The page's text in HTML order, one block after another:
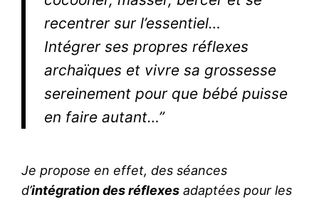
recentrer sur l’essentiel…
Intégrer ses propres réflexes
archaïques et vivre sa grossesse
sereinement pour que bébé puisse
en faire autant…”
Je propose en effet, des séances
d’intégration des réflexes adaptées pour les